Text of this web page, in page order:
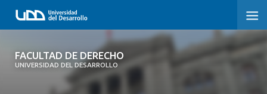
FACULTAD DE DERECHO
UNIVERSIDAD DEL DESARROLLO
FACULTAD DE DERECHO